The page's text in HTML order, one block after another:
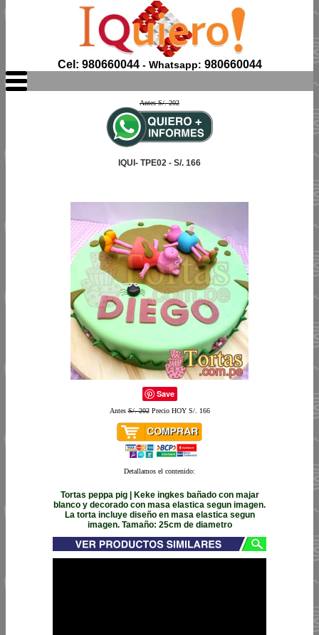
Cel: 980660044- Whatsapp: 980660044
Antes S/. 202
IQUI- TPE02 - S/. 166
Save
AntesS/. 202Precio HOY S/. 166
Detallamos el contenido:
Tortas peppa pig | Keke ingkes bañado con majar
blanco y decorado con masa elastica segun imagen.
La torta incluye diseño en masa elastica segun
imagen. Tamaño: 25cm de diametro